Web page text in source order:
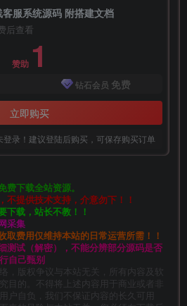
服系统源码 附搭建文档
后查看
赞助 1
钻石会员 免费
立即购买
登录！建议登陆后购买，可保存购买订单
费下载全站资源。
不提供技术支持，介意勿下！！
下载，站长不教！！
采集
取费用仅维持本站的日常运营所需！！
测试（解密），不能分辨部分源码是否
自己甄别
，版权争议与本站无关，所有内容及软
目的。不得将上述内容用于商业或者非
户自负，我们不保证内容的长久可用